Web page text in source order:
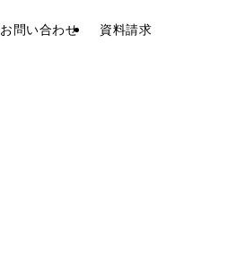
お問い合わせ 資料請求